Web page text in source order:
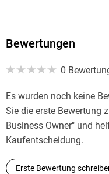
Bewertungen
0
Es wurden noch keine
Sie die erste Bewertung
Business Owner" und
Kaufentscheidung.
Erste Bewertung